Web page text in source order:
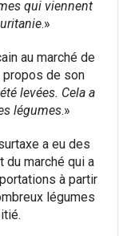
qui viennent
.»
au marché de
propos de son
levées. Cela a
légumes.»
a eu des
marché qui a
à partir
légumes